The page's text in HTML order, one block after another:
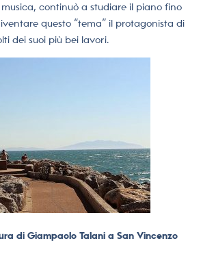
continuò a studiare il piano fino
questo “tema” il protagonista di
dei suoi più bei lavori.
di Giampaolo Talani a San Vincenzo